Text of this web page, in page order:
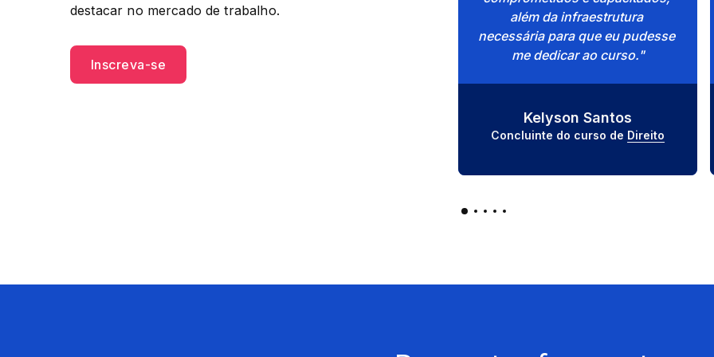
destacar no mercado de trabalho.
Inscreva-se
além da infraestrutura
necessária para que eu pudesse
me dedicar ao curso."
Kelyson Santos
Concluinte do curso de Direito